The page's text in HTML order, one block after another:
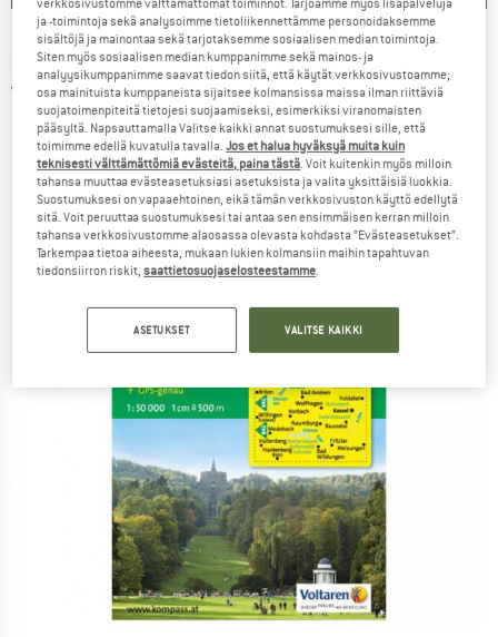
KOMPASS - Nationalpark Kellerwald -
Vaelluskartat
(0)
verkkosivustomme välttämättömät toiminnot. Tarjoamme myös lisäpalveluja
ja -toimintoja sekä analysoimme tietoliikennettämme personoidaksemme
sisältöjä ja mainontaa sekä tarjotaksemme sosiaalisen median toimintoja.
Siten myös sosiaalisen median kumppanimme sekä mainos- ja
analyysikumppanimme saavat tiedon siitä, että käytät verkkosivustoamme;
osa mainituista kumppaneista sijaitsee kolmansissa maissa ilman riittäviä
suojatoimenpiteitä tietojesi suojaamiseksi, esimerkiksi viranomaisten
pääsyltä. Napsauttamalla Valitse kaikki annat suostumuksesi sille, että
toimimme edellä kuvatulla tavalla.Jos et halua hyväksyä muita kuin
teknisesti välttämättömiä evästeitä, paina tästä. Voit kuitenkin myös milloin
tahansa muuttaa evästeasetuksiasi asetuksista ja valita yksittäisiä luokkia.
Suostumuksesi on vapaaehtoinen, eikä tämän verkkosivuston käyttö edellytä
sitä. Voit peruuttaa suostumuksesi tai antaa sen ensimmäisen kerran milloin
tahansa verkkosivustomme alaosassa olevasta kohdasta ”Evästeasetukset”.
Tarkempaa tietoa aiheesta, mukaan lukien kolmansiin maihin tapahtuvan
tiedonsiirron riskit,saattietosuojaselosteestamme.
ASETUKSET VALITSE KAIKKI